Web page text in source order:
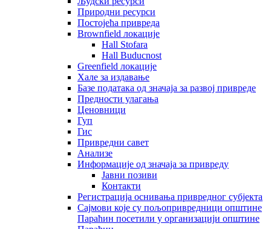
Природни ресурси
Постојећа привреда
Brownfield локације
Hall Stofara
Hall Buducnost
Greenfield локације
Хале за издавање
Базе података од значаја за развој привреде
Предности улагања
Ценовници
Гуп
Гис
Привредни савет
Aнализе
Информације од значаја за привреду
Јавни позиви
Контакти
Регистрација оснивања привредног субјекта
Сајмови које су пољопривредници општине
Параћин посетили у организацији општине